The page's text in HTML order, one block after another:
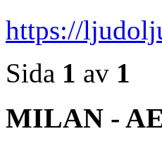
https://
Sida 1 av 1
MILAN -